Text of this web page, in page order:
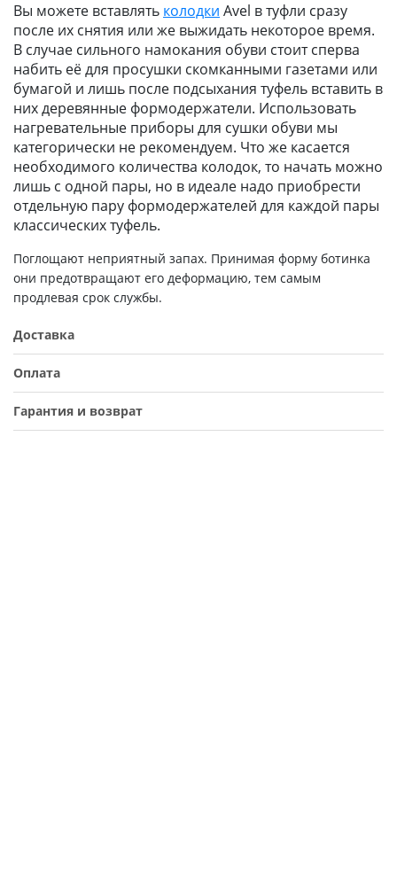
Вы можете вставлять колодки Avel в туфли сразу
после их снятия или же выжидать некоторое время.
В случае сильного намокания обуви стоит сперва
набить её для просушки скомканными газетами или
бумагой и лишь после подсыхания туфель вставить в
них деревянные формодержатели. Использовать
нагревательные приборы для сушки обуви мы
категорически не рекомендуем. Что же касается
необходимого количества колодок, то начать можно
лишь с одной пары, но в идеале надо приобрести
отдельную пару формодержателей для каждой пары
классических туфель.
Поглощают неприятный запах. Принимая форму ботинка
они предотвращают его деформацию, тем самым
продлевая срок службы.
Доставка
Оплата
Гарантия и возврат